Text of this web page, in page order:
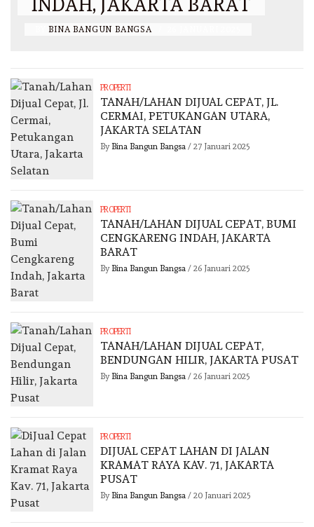
INDAH, JAKARTA BARAT
BINA BANGUN BANGSA
PROPERTI
TANAH/LAHAN DIJUAL CEPAT, JL.
CERMAI, PETUKANGAN UTARA,
JAKARTA SELATAN
By Bina Bangun Bangsa/ 27 Januari 2025
PROPERTI
TANAH/LAHAN DIJUAL CEPAT, BUMI
CENGKARENG INDAH, JAKARTA
BARAT
By Bina Bangun Bangsa/ 26 Januari 2025
PROPERTI
TANAH/LAHAN DIJUAL CEPAT,
BENDUNGAN HILIR, JAKARTA PUSAT
By Bina Bangun Bangsa/ 26 Januari 2025
PROPERTI
DIJUAL CEPAT LAHAN DI JALAN
KRAMAT RAYA KAV. 71, JAKARTA
PUSAT
By Bina Bangun Bangsa/ 20 Januari 2025